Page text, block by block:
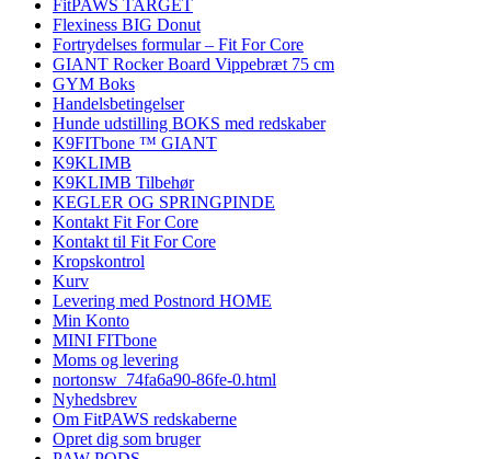
FitPAWS TARGET
Flexiness BIG Donut
Fortrydelses formular – Fit For Core
GIANT Rocker Board Vippebræt 75 cm
GYM Boks
Handelsbetingelser
Hunde udstilling BOKS med redskaber
K9FITbone ™ GIANT
K9KLIMB
K9KLIMB Tilbehør
KEGLER OG SPRINGPINDE
Kontakt Fit For Core
Kontakt til Fit For Core
Kropskontrol
Kurv
Levering med Postnord HOME
Min Konto
MINI FITbone
Moms og levering
nortonsw_74fa6a90-86fe-0.html
Nyhedsbrev
Om FitPAWS redskaberne
Opret dig som bruger